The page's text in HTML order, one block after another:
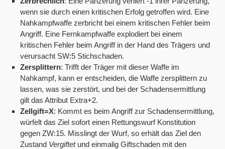
wenn sie durch einen kritischen Erfolg getroffen wird. Eine
Nahkampfwaffe zerbricht bei einem kritischen Fehler beim
Angriff. Eine Fernkampfwaffe explodiert bei einem
kritischen Fehler beim Angriff in der Hand des Trägers und
verursacht SW:5 Stichschaden.
Zersplittern: Trifft der Träger mit dieser Waffe im
Nahkampf, kann er entscheiden, die Waffe zersplittern zu
lassen, was sie zerstört, und bei der Schadensermittlung
gilt das Attribut Extra+2.
Zellgift=X: Kommt es beim Angriff zur Schadensermittlung,
würfelt das Ziel sofort einen Rettungswurf Konstitution
gegen ZW:15. Misslingt der Wurf, so erhält das Ziel den
Zustand Vergiftetund einmalig Giftschaden mit den